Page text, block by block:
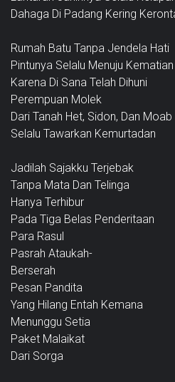
Dahaga Di Padang Kering
Rumah Batu Tanpa Jendela Hati
Pintunya Selalu Menuju
Karena Di Sana Telah Dihuni
Perempuan Molek
Dari Tanah Het, Sidon, Dan Moab
Selalu Tawarkan Kemurtadan
Jadilah Sajakku Terjebak
Tanpa Mata Dan Telinga
Hanya Terhibur
Pada Tiga Belas Penderitaan
Para Rasul
Pasrah Ataukah-
Berserah
Pesan Pandita
Yang Hilang Entah Kemana
Menunggu Setia
Paket Malaikat
Dari Sorga